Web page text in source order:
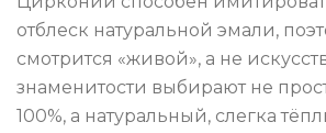
отблеск натуральной эмали,
смотрится «живой», а не
знаменитости выбирают не
100%, а натуральный, слегка